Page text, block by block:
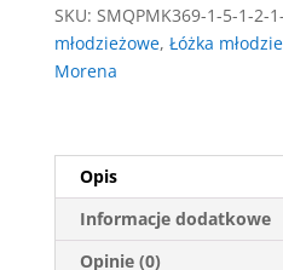
stelażem
SKU: SMQPMK369-1-5-1-2-
młodzieżowe, Łóżka
Morena
Opis
Informacje dodatkowe
Opinie (0)